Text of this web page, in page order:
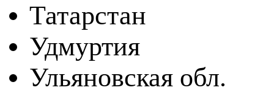
Татарстан
Удмуртия
Ульяновская обл.